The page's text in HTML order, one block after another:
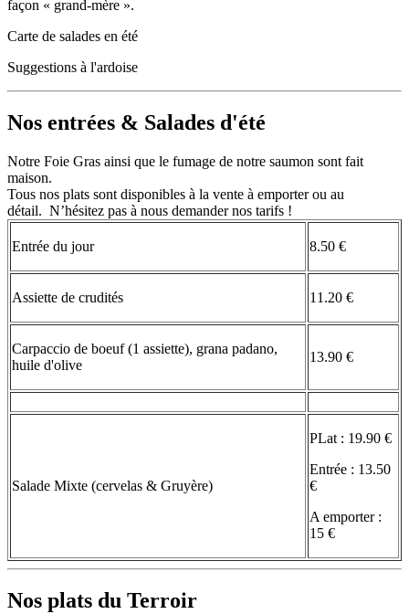
façon « grand-mère ».
Carte de salades en été
Suggestions à l'ardoise
Nos entrées & Salades d'été
Notre Foie Gras ainsi que le fumage de notre saumon sont fait
maison.
Tous nos plats sont disponibles à la vente à emporter ou au
détail. N’hésitez pas à nous demander nos tarifs !
Entrée du jour 8.50 €
Assiette de crudités 11.20 €
Carpaccio de boeuf (1 assiette), grana padano,
huile d'olive
13.90 €
Salade Mixte (cervelas & Gruyère)
PLat : 19.90 €
Entrée : 13.50
€
A emporter :
15 €
Nos plats du Terroir